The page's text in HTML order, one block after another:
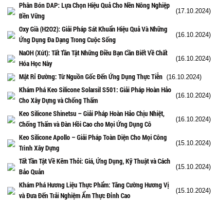
Phân Bón DAP: Lựa Chọn Hiệu Quả Cho Nền Nông Nghiệp
Bền Vững
(17.10.2024)
Oxy Già (H2O2): Giải Pháp Sát Khuẩn Hiệu Quả Và Những
Ứng Dụng Đa Dạng Trong Cuộc Sống
(16.10.2024)
NaOH (Xút): Tất Tần Tật Những Điều Bạn Cần Biết Về Chất
Hóa Học Này
(16.10.2024)
Mật Rỉ Đường: Từ Nguồn Gốc Đến Ứng Dụng Thực Tiễn (16.10.2024)
Khám Phá Keo Silicone Solarsil S501: Giải Pháp Hoàn Hảo
Cho Xây Dựng và Chống Thấm
(16.10.2024)
Keo Silicone Shinetsu – Giải Pháp Hoàn Hảo Chịu Nhiệt,
Chống Thấm và Đàn Hồi Cao cho Mọi Ứng Dụng Cô
(16.10.2024)
Keo Silicone Apollo – Giải Pháp Toàn Diện Cho Mọi Công
Trình Xây Dựng
(15.10.2024)
Tất Tần Tật Về Kẽm Thỏi: Giá, Ứng Dụng, Kỹ Thuật và Cách
Bảo Quản
(15.10.2024)
Khám Phá Hương Liệu Thực Phẩm: Tăng Cường Hương Vị
và Đưa Đến Trải Nghiệm Ẩm Thực Đỉnh Cao
(15.10.2024)